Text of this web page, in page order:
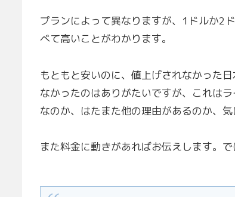
プランによって異なりますが、1ドルか2
べて高いことがわかります。
もともと安いのに、値上げされなかった
なかったのはありがたいですが、これは
なのか、はたまた他の理由があるのか、気
また料金に動きがあればお伝えします。で